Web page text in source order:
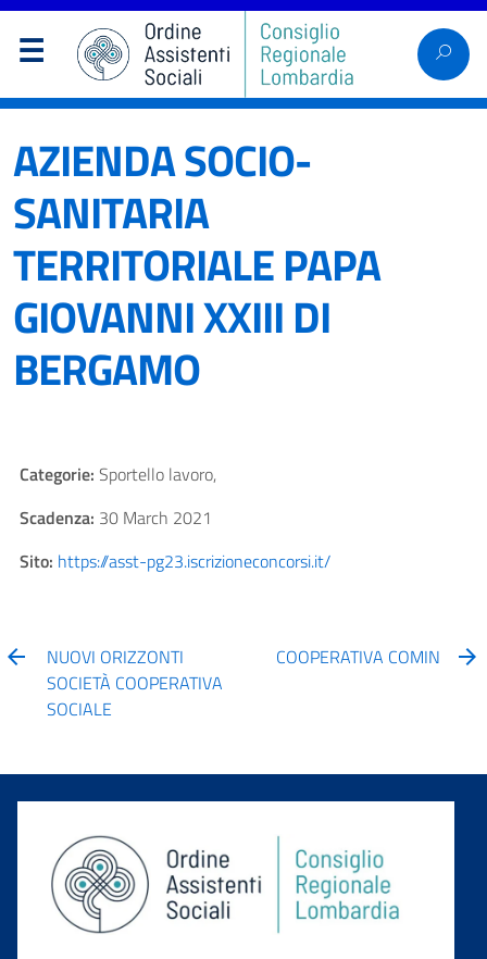
AZIENDA SOCIO-
SANITARIA
TERRITORIALE PAPA
GIOVANNI XXIII DI
BERGAMO
Categorie: Sportello lavoro,
Scadenza: 30 March 2021
Sito: https://asst-pg23.iscrizioneconcorsi.it/
NUOVI ORIZZONTI
SOCIETÀ COOPERATIVA
SOCIALE
COOPERATIVA COMIN